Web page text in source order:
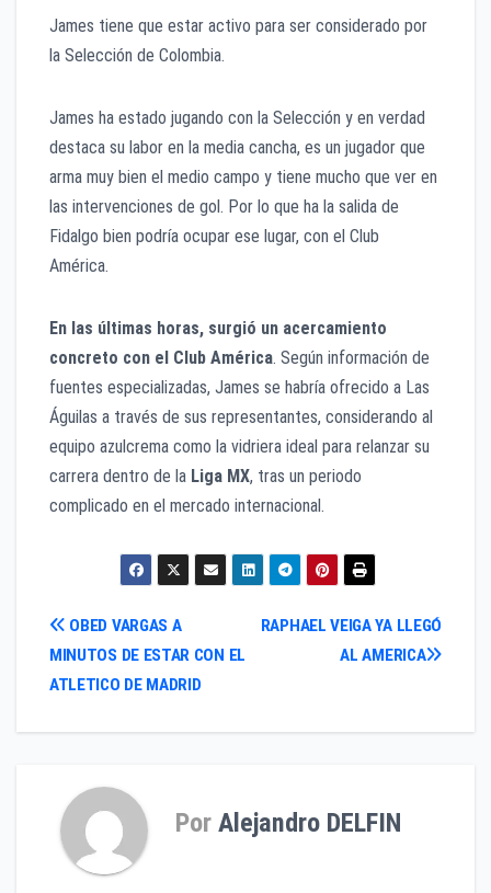
James tiene que estar activo para ser considerado por
la Selección de Colombia.
James ha estado jugando con la Selección y en verdad
destaca su labor en la media cancha, es un jugador que
arma muy bien el medio campo y tiene mucho que ver en
las intervenciones de gol. Por lo que ha la salida de
Fidalgo bien podría ocupar ese lugar, con el Club
América.
En las últimas horas, surgió un acercamiento
concreto con el Club América. Según información de
fuentes especializadas, James se habría ofrecido a Las
Águilas a través de sus representantes, considerando al
equipo azulcrema como la vidriera ideal para relanzar su
carrera dentro de la Liga MX, tras un periodo
complicado en el mercado internacional.
Navegación
de
entradas
RAPHAEL VEIGA YA LLEGÓ
AL AMERICA
OBED VARGAS A
MINUTOS DE ESTAR CON EL
ATLETICO DE MADRID
Por Alejandro DELFIN